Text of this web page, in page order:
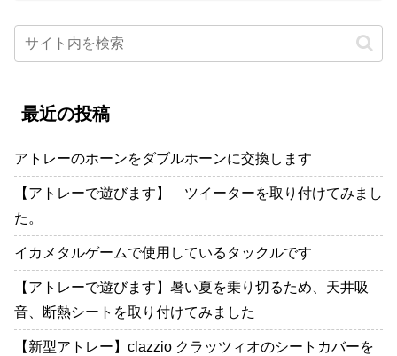
最近の投稿
アトレーのホーンをダブルホーンに交換します
【アトレーで遊びます】 ツイーターを取り付けてみまし
た。
イカメタルゲームで使用しているタックルです
【アトレーで遊びます】暑い夏を乗り切るため、天井吸
音、断熱シートを取り付けてみました
【新型アトレー】clazzio クラッツィオのシートカバーを